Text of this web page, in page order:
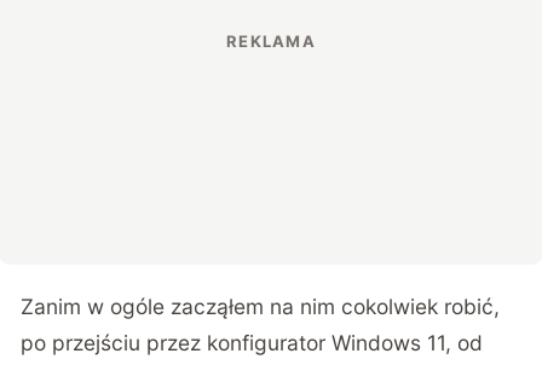
Zanim w ogóle zacząłem na nim cokolwiek robić,
po przejściu przez konfigurator Windows 11, od